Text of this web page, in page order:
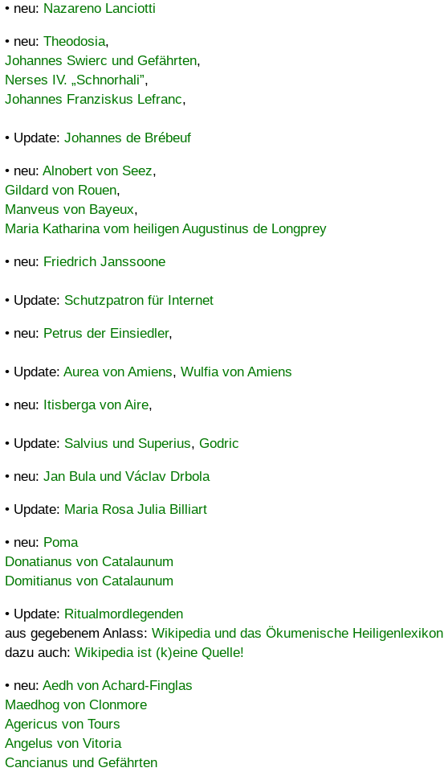
• neu: Nazareno Lanciotti
• neu: Theodosia,
Johannes Swierc und Gefährten,
Nerses IV. „Schnorhali”,
Johannes Franziskus Lefranc,
• Update: Johannes de Brébeuf
• neu: Alnobert von Seez,
Gildard von Rouen,
Manveus von Bayeux,
Maria Katharina vom heiligen Augustinus de Longprey
• neu: Friedrich Janssoone
• Update: Schutzpatron für Internet
• neu: Petrus der Einsiedler,
• Update: Aurea von Amiens, Wulfia von Amiens
• neu: Itisberga von Aire,
• Update: Salvius und Superius, Godric
• neu: Jan Bula und Václav Drbola
• Update: Maria Rosa Julia Billiart
• neu: Poma
Donatianus von Catalaunum
Domitianus von Catalaunum
• Update: Ritualmordlegenden
aus gegebenem Anlass: Wikipedia und das Ökumenische Heiligenlexikon
dazu auch: Wikipedia ist (k)eine Quelle!
• neu: Aedh von Achard-Finglas
Maedhog von Clonmore
Agericus von Tours
Angelus von Vitoria
Cancianus und Gefährten